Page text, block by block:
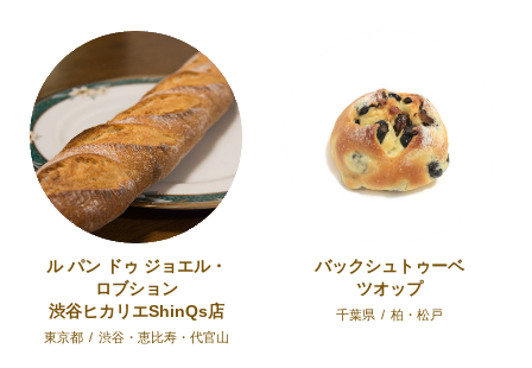
ル パン ドゥ ジョエル・
ロブション
渋谷ヒカリエShinQs店
東京都 / 渋谷・恵比寿・代官山
バックシュトゥーベ
ツオップ
千葉県 / 柏・松戸